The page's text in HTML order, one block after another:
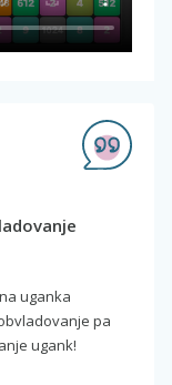
uganka
pa
ugank!